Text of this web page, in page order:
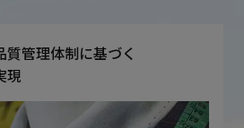
質管理体制に基づく
現